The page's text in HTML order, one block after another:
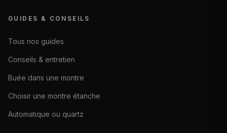
GUIDES & CONSEILS
Tous nos guides
Conseils & entretien
Buée dans une montre
Choisir une montre étanche
Automatique ou quartz